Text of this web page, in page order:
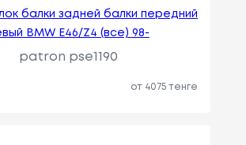
балки задней балки передний
BMW E46/Z4 (все) 98-
patron pse1190
от 4075 тенге